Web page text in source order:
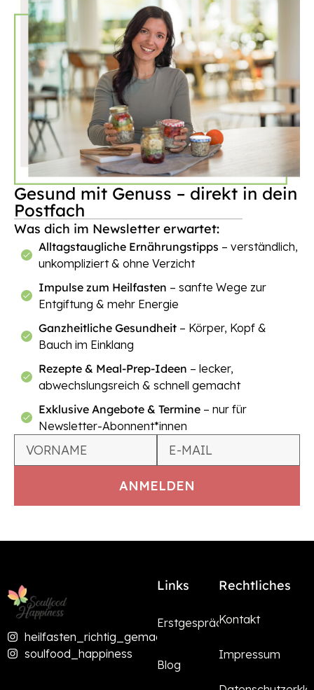
Gesund mit Genuss – direkt in dein
Postfach
Was dich im Newsletter erwartet:
Alltagstaugliche Ernährungstipps – verständlich,
unkompliziert & ohne Verzicht
Impulse zum Heilfasten – sanfte Wege zur
Entgiftung & mehr Energie
Ganzheitliche Gesundheit – Körper, Kopf &
Bauch im Einklang
Rezepte & Meal-Prep-Ideen – lecker,
abwechslungsreich & schnell gemacht
Exklusive Angebote & Termine – nur für
Newsletter-Abonnent*innen
heilfasten_richtig_gemacht
soulfood_happiness
Links
Erstgespräch
Blog
Rechtliches
Kontakt
Impressum